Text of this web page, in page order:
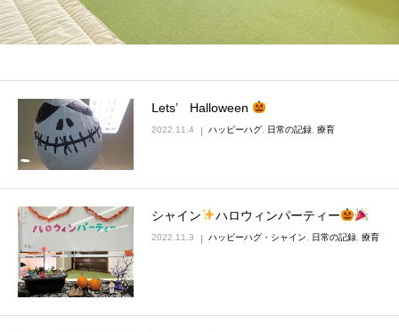
Ⅼets’ Halloween
2022.11.4 ハッピーハグ 日常の記録 療育
シャイン ハロウィンパーティー
2022.11.3 ハッピーハグ・シャイン 日常の記録 療育
求人情報
運営会社